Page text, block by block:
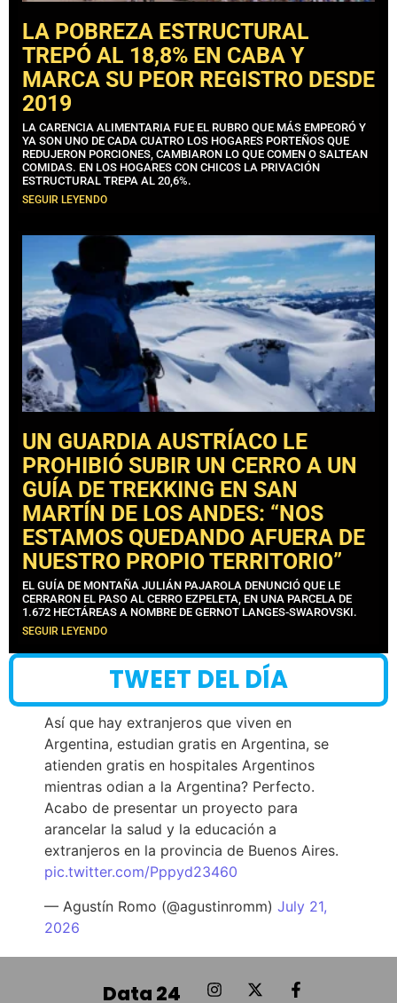
LA POBREZA ESTRUCTURAL
TREPÓ AL 18,8% EN CABA Y
MARCA SU PEOR REGISTRO DESDE
2019
LA CARENCIA ALIMENTARIA FUE EL RUBRO QUE MÁS EMPEORÓ Y
YA SON UNO DE CADA CUATRO LOS HOGARES PORTEÑOS QUE
REDUJERON PORCIONES, CAMBIARON LO QUE COMEN O SALTEAN
COMIDAS. EN LOS HOGARES CON CHICOS LA PRIVACIÓN
ESTRUCTURAL TREPA AL 20,6%.
SEGUIR LEYENDO
UN GUARDIA AUSTRÍACO LE
PROHIBIÓ SUBIR UN CERRO A UN
GUÍA DE TREKKING EN SAN
MARTÍN DE LOS ANDES: “NOS
ESTAMOS QUEDANDO AFUERA DE
NUESTRO PROPIO TERRITORIO”
EL GUÍA DE MONTAÑA JULIÁN PAJAROLA DENUNCIÓ QUE LE
CERRARON EL PASO AL CERRO EZPELETA, EN UNA PARCELA DE
1.672 HECTÁREAS A NOMBRE DE GERNOT LANGES-SWAROVSKI.
SEGUIR LEYENDO
TWEET DEL DÍA
Así que hay extranjeros que viven en
Argentina, estudian gratis en Argentina, se
atienden gratis en hospitales Argentinos
mientras odian a la Argentina? Perfecto.
Acabo de presentar un proyecto para
arancelar la salud y la educación a
extranjeros en la provincia de Buenos Aires.
pic.twitter.com/Pppyd23460
— Agustín Romo (@agustinromm) July 21,
2026
Data 24